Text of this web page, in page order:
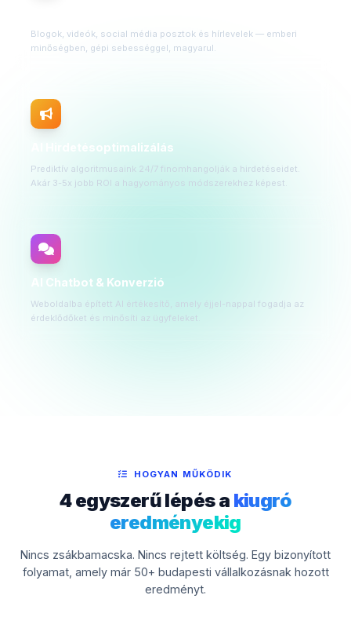
Blogok, videók, social média posztok és hírlevelek — emberi
minőségben, gépi sebességgel, magyarul.
AI Hirdetésoptimalizálás
Prediktív algoritmusaink 24/7 finomhangolják a hirdetéseidet.
Akár 3-5x jobb ROI a hagyományos módszerekhez képest.
AI Chatbot & Konverzió
Weboldalba épített AI értékesítő, amely éjjel-nappal fogadja az
érdeklődőket és minősíti az ügyfeleket.
HOGYAN MŰKÖDIK
4 egyszerű lépés a kiugró
eredményekig
Nincs zsákbamacska. Nincs rejtett költség. Egy bizonyított
folyamat, amely már 50+ budapesti vállalkozásnak hozott
eredményt.